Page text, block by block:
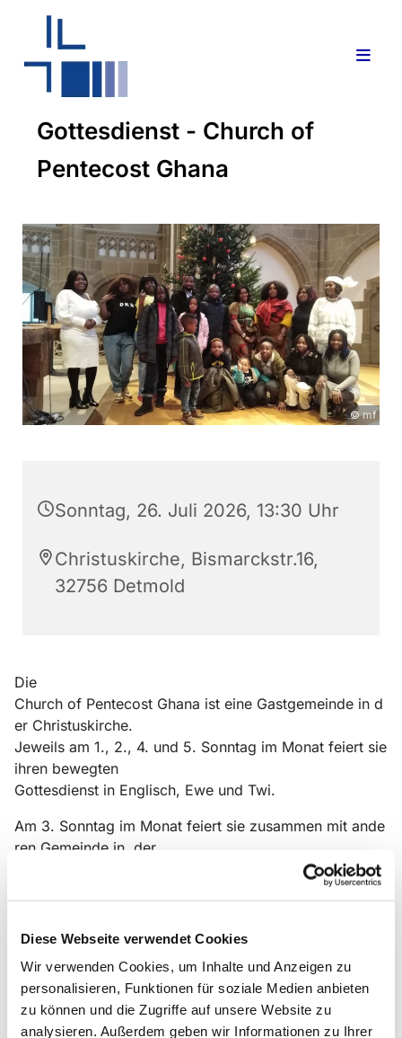
Diese Webseite verwendet Cookies
Wir verwenden Cookies, um Inhalte und Anzeigen zu
personalisieren, Funktionen für soziale Medien anbieten
zu können und die Zugriffe auf unsere Website zu
analysieren. Außerdem geben wir Informationen zu Ihrer
Gottesdienst - Church of
Pentecost Ghana
© mf
Sonntag, 26. Juli 2026, 13:30 Uhr
Christuskirche, Bismarckstr.16,
32756 Detmold
Die
Church of Pentecost Ghana ist eine Gastgemeinde in d
er Christuskirche.
Jeweils am 1., 2., 4. und 5. Sonntag im Monat feiert sie
ihren bewegten
Gottesdienst in Englisch, Ewe und Twi.
Am 3. Sonntag im Monat feiert sie zusammen mit ande
ren Gemeinde in der
Christuskirche "The whole world in wordship" - den Int